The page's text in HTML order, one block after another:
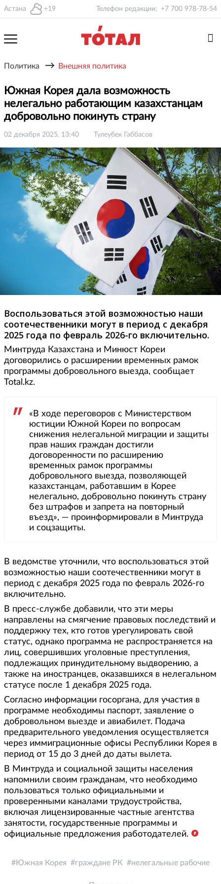
Астана +19 Телефон редакции: +7 700 978-78-54
Политика → Внешняя политика
Южная Корея дала возможность
нелегально работающим казахстанцам
добровольно покинуть страну
02 декабря 2025, 13:40 Тулеубек Габбасов
Воспользоваться этой возможностью наши
соотечественники могут в период с декабря
2025 года по февраль 2026-го включительно.
Минтруда Казахстана и Минюст Кореи
договорились о расширении временных рамок
программы добровольного выезда, сообщает
Total.kz.
«В ходе переговоров с Министерством
юстиции Южной Кореи по вопросам
снижения нелегальной миграции и защиты
прав наших граждан достигли
договоренности по расширению
временных рамок программы
добровольного выезда, позволяющей
казахстанцам, работавшим в Корее
нелегально, добровольно покинуть страну
без штрафов и запрета на повторный
въезд», — проинформировали в Минтруда
и соцзащиты.
В ведомстве уточнили, что воспользоваться этой
возможностью наши соотечественники могут в
период с декабря 2025 года по февраль 2026-го
включительно.
В пресс-службе добавили, что эти меры
направлены на смягчение правовых последствий и
поддержку тех, кто готов урегулировать свой
статус, однако программа не распространяется на
лиц, совершивших уголовные преступления,
подлежащих принудительному выдворению, а
также на иностранцев, оказавшихся в нелегальном
статусе после 1 декабря 2025 года.
Согласно информации госоргана, для участия в
программе необходимы паспорт, заявление о
добровольном выезде и авиабилет. Подача
предварительного уведомления осуществляется
через иммиграционные офисы Республики Корея в
период от 15 до 3 дней до даты вылета.
В Минтруда и социальной защиты населения
напомнили своим гражданам, что необходимо
пользоваться только официальными и
проверенными каналами трудоустройства,
включая лицензированные частные агентства
занятости, государственные программы и
официальные предложения работодателей.
Южная Корея граждане РК нелегальные рабочие